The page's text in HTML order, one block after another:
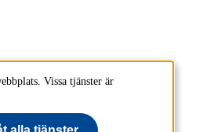
Vissa tjänster är